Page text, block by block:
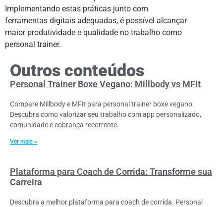
Implementando estas práticas junto com
ferramentas digitais adequadas, é possível alcançar
maior produtividade e qualidade no trabalho como
personal trainer.
Outros conteúdos
Personal Trainer Boxe Vegano: Millbody vs MFit
Compare Millbody e MFit para personal trainer boxe vegano.
Descubra como valorizar seu trabalho com app personalizado,
comunidade e cobrança recorrente.
Ver mais »
Plataforma para Coach de Corrida: Transforme sua
Carreira
Descubra a melhor plataforma para coach de corrida. Personal